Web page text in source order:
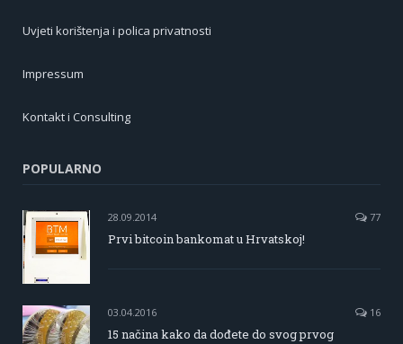
Uvjeti korištenja i polica privatnosti
Impressum
Kontakt i Consulting
POPULARNO
28.09.2014 77
Prvi bitcoin bankomat u Hrvatskoj!
03.04.2016 16
15 načina kako da dođete do svog prvog